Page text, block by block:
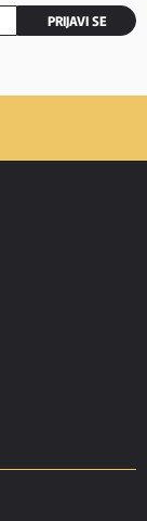
PRIJAVI SE